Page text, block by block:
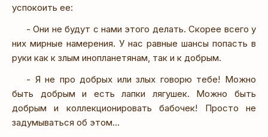
успокоить ее:
- Они не будут с нами этого делать. Скорее всего у
них мирные намерения. У нас равные шансы попасть в
руки как к злым инопланетянам, так и к добрым.
- Я не про добрых или злых говорю тебе! Можно
быть добрым и есть лапки лягушек. Можно быть
добрым и коллекционировать бабочек! Просто не
задумываться об этом...